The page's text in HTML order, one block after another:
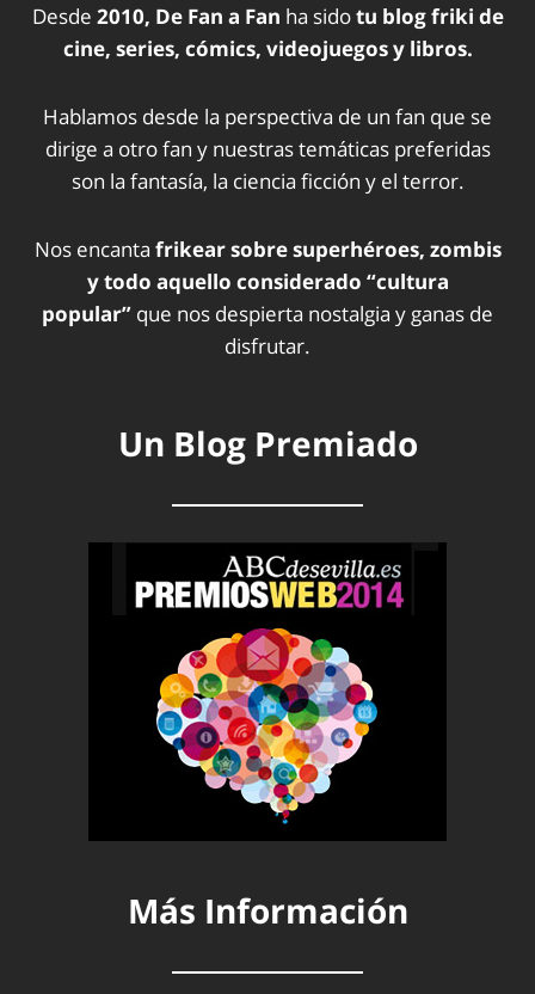
Desde 2010, De Fan a Fan ha sidotu blog friki de
cine, series, cómics, videojuegos y libros.
Hablamos desde la perspectiva de un fan que se
dirige a otro fan y nuestras temáticas preferidas
son la fantasía, la ciencia ficción y el terror.
Nos encanta frikear sobre superhéroes, zombis
y todo aquello considerado “cultura
popular” que nos despierta nostalgia y ganas de
disfrutar.
Un Blog Premiado
Más Información